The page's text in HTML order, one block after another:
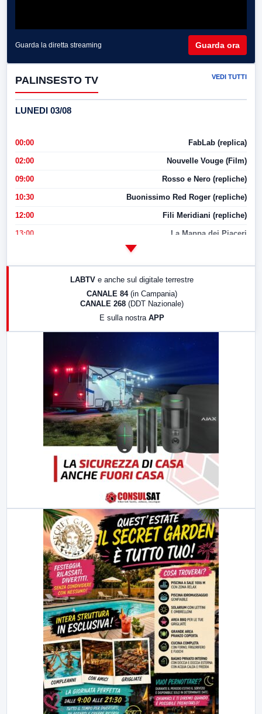
Guarda la diretta streaming Guarda ora
PALINSESTO TV VEDI TUTTI
LUNEDI 03/08
00:00 FabLab (replica)
02:00 Nouvelle Vouge (Film)
09:00 Rosso e Nero (repliche)
10:30 Buonissimo Red Roger (repliche)
12:00 Fili Meridiani (repliche)
13:00 La Mappa dei Piaceri
LABTV e anche sul digitale terrestre
CANALE 84 (in Campania)
CANALE 268 (DDT Nazionale)
E sulla nostra APP